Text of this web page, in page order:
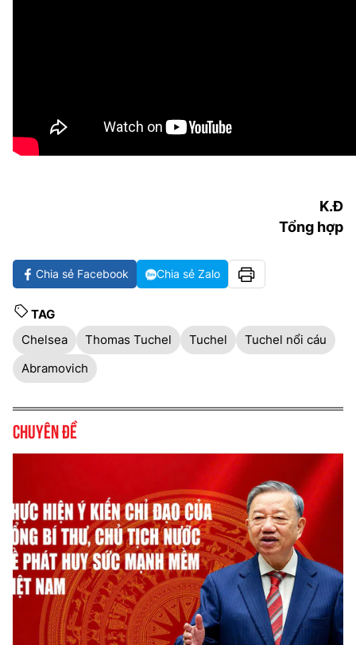
K.Đ
Tổng hợp
Chia sẻ Facebook Chia sẻ Zalo
TAG
Chelsea
Thomas Tuchel Tuchel
Tuchel nổi cáu
Abramovich
Chuyên đề